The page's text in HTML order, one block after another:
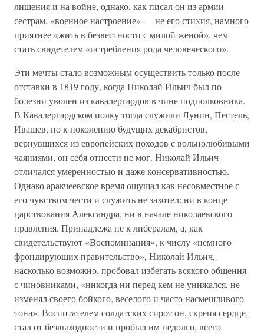
лишения и на войне, однако, как писал он из армии
сестрам, «военное настроение» — не его стихия, намного
приятнее «жить в безвестности с милой женой», чем
стать свидетелем «истребления рода человеческого».
Эти мечты стало возможным осуществить только после
отставки в 1819 году, когда Николай Ильич был по
болезни уволен из кавалергардов в чине подполковника.
В Кавалергардском полку тогда служили Лунин, Пестель,
Ивашев, но к поколению будущих декабристов,
вернувшихся из европейских походов с вольнолюбивыми
чаяниями, он себя отнести не мог. Николай Ильич
отличался умеренностью и даже консервативностью.
Однако аракчеевское время ощущал как несовместное с
его чувством чести и служить не захотел: ни в конце
царствования Александра, ни в начале николаевского
правления. Принадлежа не к либералам, а, как
свидетельствуют «Воспоминания», к числу «немного
фрондирующих правительство», Николай Ильич,
насколько возможно, пробовал избегать всякого общения
с чиновниками, «никогда ни перед кем не унижался, не
изменял своего бойкого, веселого и часто насмешливого
тона». Воспитателем солдатских сирот он, скрепя сердце,
стал от безвыходности и пробыл им недолго, всего